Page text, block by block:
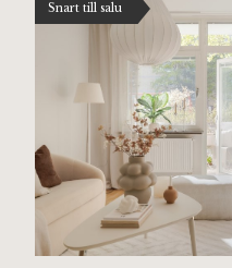
Snart till salu